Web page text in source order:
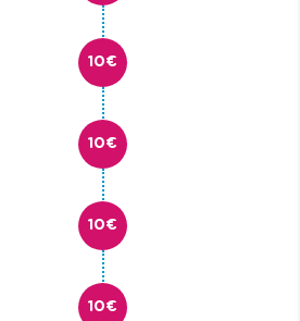
10€
10€
10€
10€